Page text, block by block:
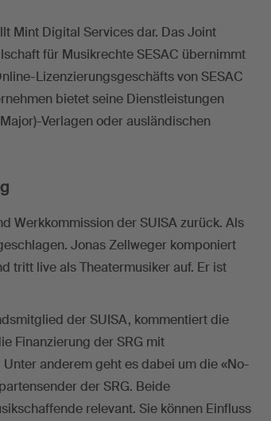
Mint Digital Services dar. Das Joint
für Musikrechte SESAC übernimmt
Lizenzierungsgeschäfts von SESAC
bietet seine Dienstleistungen
Verlagen oder ausländischen
Werkkommission der SUISA zurück. Als
Jonas Zellweger komponiert
tritt live als Theatermusiker auf. Er ist
der SUISA, kommentiert die
Finanzierung der SRG mit
anderem geht es dabei um die «No-
der SRG. Beide
relevant. Sie können Einfluss